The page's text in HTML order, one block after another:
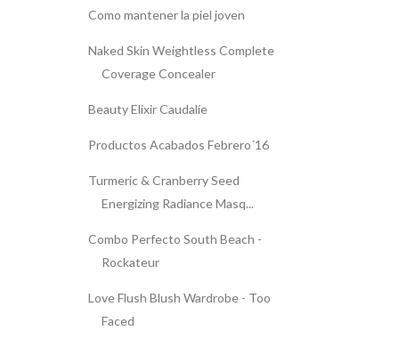
Como mantener la piel joven
Naked Skin Weightless Complete
Coverage Concealer
Beauty Elixir Caudalíe
Productos Acabados Febrero´16
Turmeric & Cranberry Seed
Energizing Radiance Masq...
Combo Perfecto South Beach -
Rockateur
Love Flush Blush Wardrobe - Too
Faced